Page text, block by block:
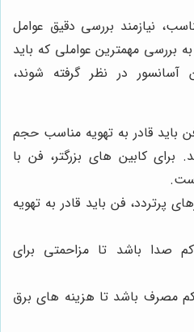
نیازمند بررسی دقیق عوامل
مهمترین عواملی که باید
آسانسور در نظر گرفته شوند،
باید قادر به تهویه مناسب حجم
برای کابین های بزرگتر، فن با
پرتردد، فن باید قادر به تهویه
صدا باشد تا مزاحمتی برای
مصرف باشد تا هزینه های برق